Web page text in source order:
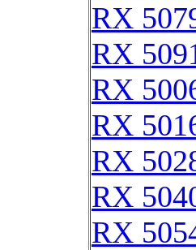
RX
RX
RX
RX
RX
RX
RX